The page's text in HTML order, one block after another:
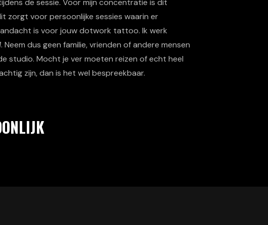
de sessie. Voor mijn concentratie is dit
zorgt voor persoonlijke sessies waarin er
is voor jouw dotwork tattoo. Ik werk
. Neem dus geen familie, vrienden of andere mensen
studio. Mocht je ver moeten reizen of echt heel
zijn, dan is het wel bespreekbaar.